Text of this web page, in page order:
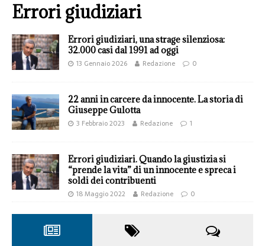
Errori giudiziari
Errori giudiziari, una strage silenziosa:
32.000 casi dal 1991 ad oggi
13 Gennaio 2026 Redazione 0
22 anni in carcere da innocente. La storia di
Giuseppe Gulotta
3 Febbraio 2023 Redazione 1
Errori giudiziari. Quando la giustizia si
“prende la vita” di un innocente e spreca i
soldi dei contribuenti
18 Maggio 2022 Redazione 0